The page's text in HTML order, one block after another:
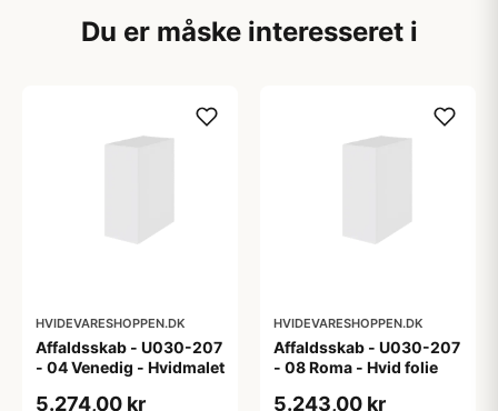
Du er måske interesseret i
HVIDEVARESHOPPEN.DK
Affaldsskab - U030-207
- 04 Venedig - Hvidmalet
5.274,00 kr
HVIDEVARESHOPPEN.DK
Affaldsskab - U030-207
- 08 Roma - Hvid folie
5.243,00 kr